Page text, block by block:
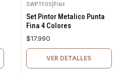
SWPTF05 Pilot
Set Pintor Metalico Punta
Fina 4 Colores
$17.990
VER DETALLES